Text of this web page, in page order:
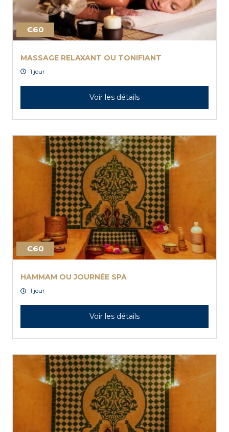
€60
MASSAGE RELAXANT OU TONIFIANT
1 jour
Voir les détails
€60
HAMMAM OU JOURNÉE SPA
1 jour
Voir les détails